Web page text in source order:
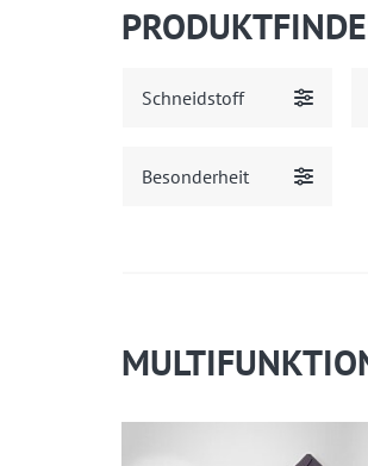
Schneidstoff
Besonderheit